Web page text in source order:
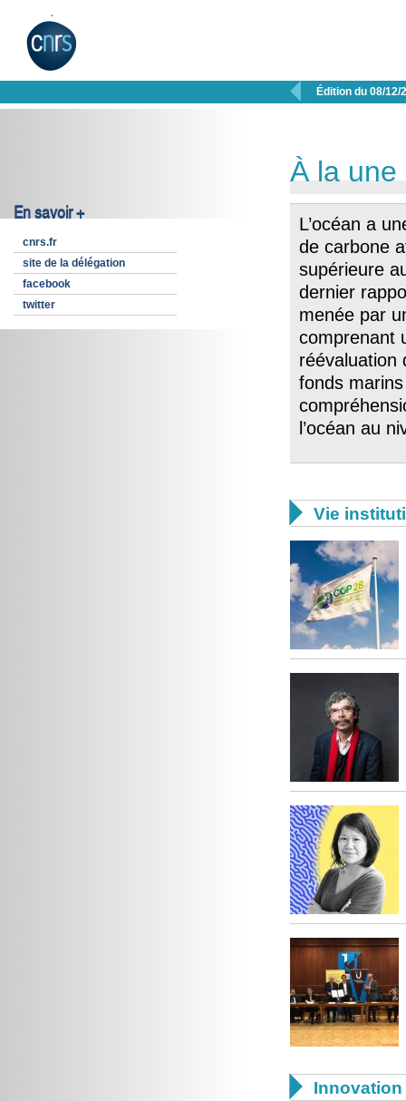
 Édition du 08/12/
En savoir +
cnrs.fr
site de la délégation
facebook
twitter
À la une
L’océan a
de carbone
supérieure
dernier
menée par
comprenant
réévaluation
fonds
l’océan au
 Vie
